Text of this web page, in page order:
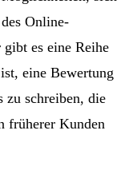
Online-
es eine Reihe
eine Bewertung
zu schreiben, die
früherer Kunden